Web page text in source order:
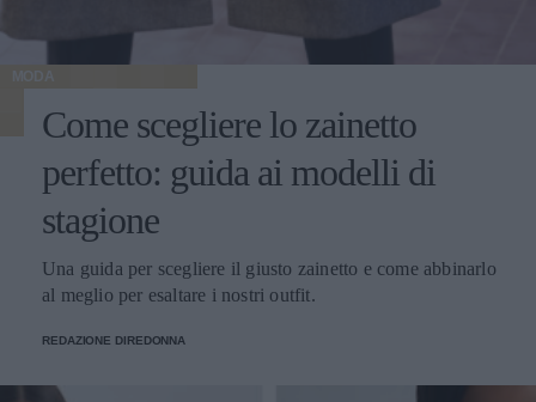
MODA
Come scegliere lo zainetto
perfetto: guida ai modelli di
stagione
Una guida per scegliere il giusto zainetto e come abbinarlo
al meglio per esaltare i nostri outfit.
REDAZIONE DIREDONNA